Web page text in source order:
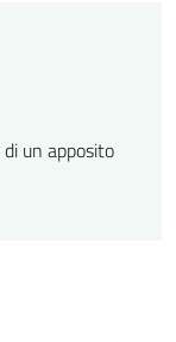
un apposito